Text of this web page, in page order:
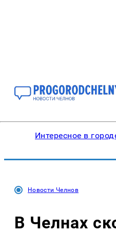
Интересное в
Новости Челнов
В Челнах